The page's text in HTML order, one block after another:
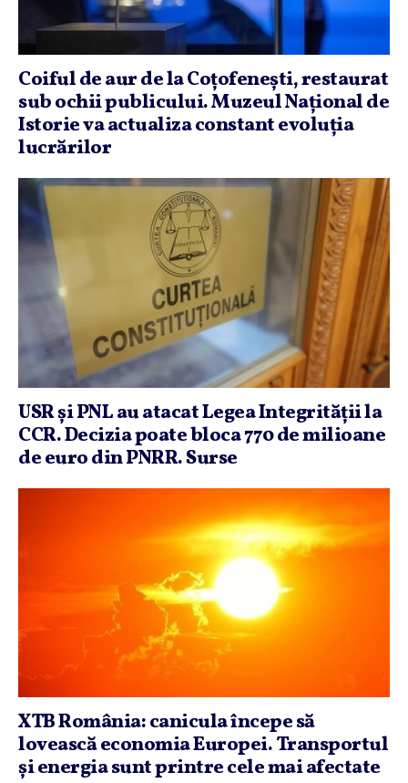
Coiful de aur de la Coţofeneşti, restaurat
sub ochii publicului. Muzeul Naţional de
Istorie va actualiza constant evoluţia
lucrărilor
USR şi PNL au atacat Legea Integrităţii la
CCR. Decizia poate bloca 770 de milioane
de euro din PNRR. Surse
XTB România: canicula începe să
lovească economia Europei. Transportul
şi energia sunt printre cele mai afectate